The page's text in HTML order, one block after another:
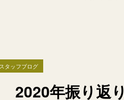
スタッフブログ
2020年振り返り